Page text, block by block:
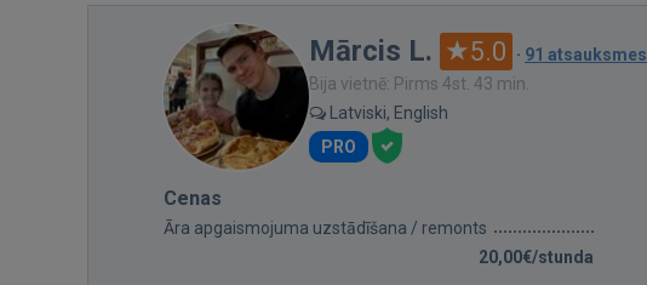
Mārcis L. 5.0 · 91 atsauksmes
Bija vietnē: Pirms 4st. 43 min.
Latviski, English
PRO
Cenas
Āra apgaismojuma uzstādīšana / remonts
20,00€/stunda